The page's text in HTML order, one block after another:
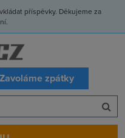
příspěvky. Děkujeme za
Zavoláme zpátky